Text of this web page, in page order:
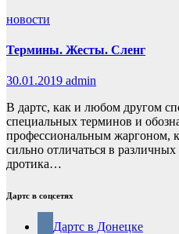
новости
Термины. Жесты. Сленг
30.01.2019 admin
В дартс, как и любом другом
специальных терминов и
профессиональным жаргоном,
сильно отличаться в
дротика…
Дартс в соцсетях
Дартс в Донецке